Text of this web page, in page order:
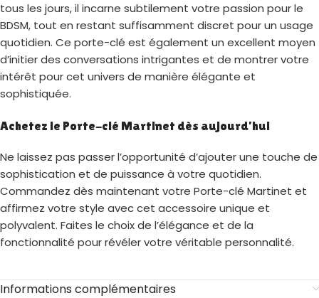
tous les jours, il incarne subtilement votre passion pour le
BDSM, tout en restant suffisamment discret pour un usage
quotidien. Ce porte-clé est également un excellent moyen
d’initier des conversations intrigantes et de montrer votre
intérêt pour cet univers de manière élégante et
sophistiquée.
Achetez le Porte-clé Martinet dès aujourd’hui
Ne laissez pas passer l’opportunité d’ajouter une touche de
sophistication et de puissance à votre quotidien.
Commandez dès maintenant votre Porte-clé Martinet et
affirmez votre style avec cet accessoire unique et
polyvalent. Faites le choix de l’élégance et de la
fonctionnalité pour révéler votre véritable personnalité.
Informations complémentaires